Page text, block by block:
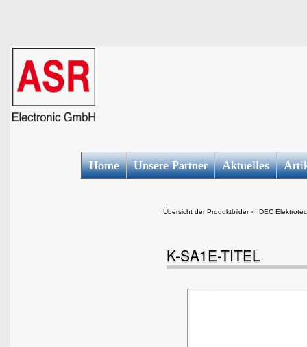
Home Unsere Partner Aktuelles
Übersicht der Produktbilder» IDEC
K-SA1E-TITEL